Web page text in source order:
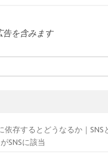
を含みます
依存するとどうなるか｜
SNSに該当